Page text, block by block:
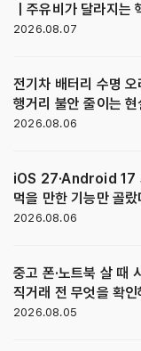
｜주유비가 달라지는
2026.08.07
전기차 배터리 수명
행거리 불안 줄이는 현
2026.08.06
iOS 27·Android 17
먹을 만한 기능만 골랐
2026.08.06
중고 폰·노트북 살 때
직거래 전 무엇을 확
2026.08.05